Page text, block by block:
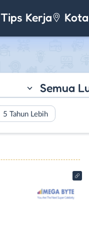
Tips Kerja
Semua
5 Tahun Lebih